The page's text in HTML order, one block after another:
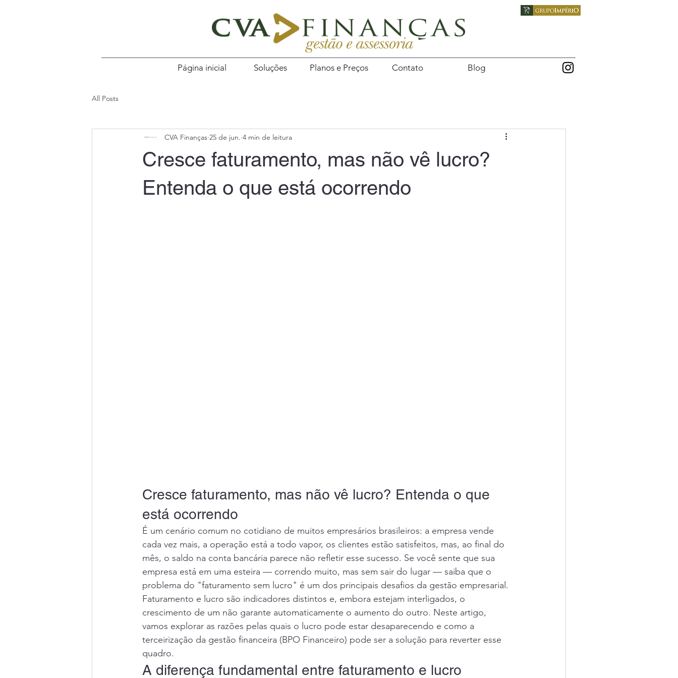
Página inicial Soluções Planos e Preços Contato Blog
All Posts
Cresce faturamento, mas não vê lucro?
Entenda o que está ocorrendo
CVA Finanças 25 de jun. 4 min de leitura
Cresce faturamento, mas não vê lucro? Entenda o que
está ocorrendo
É um cenário comum no cotidiano de muitos empresários brasileiros: a empresa vende
cada vez mais, a operação está a todo vapor, os clientes estão satisfeitos, mas, ao final do
mês, o saldo na conta bancária parece não refletir esse sucesso. Se você sente que sua
empresa está em uma esteira — correndo muito, mas sem sair do lugar — saiba que o
problema do "faturamento sem lucro" é um dos principais desafios da gestão empresarial.
Faturamento e lucro são indicadores distintos e, embora estejam interligados, o
crescimento de um não garante automaticamente o aumento do outro. Neste artigo,
vamos explorar as razões pelas quais o lucro pode estar desaparecendo e como a
terceirização da gestão financeira (BPO Financeiro) pode ser a solução para reverter esse
quadro.
A diferença fundamental entre faturamento e lucro